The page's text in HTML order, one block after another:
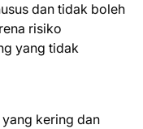
dan tidak boleh
risiko
yang tidak
kering dan